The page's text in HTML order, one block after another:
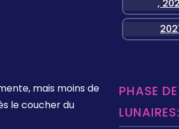
,
mais moins de
le coucher du
PHASE
LUNAIRES: